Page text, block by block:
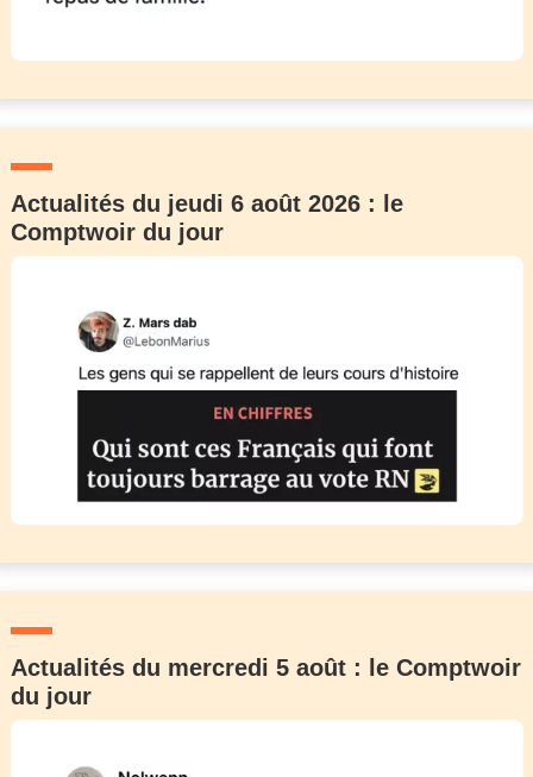
Actualités du jeudi 6 août 2026 : le
Comptwoir du jour
Actualités du mercredi 5 août : le Comptwoir
du jour